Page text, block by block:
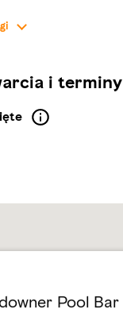
ELEGANCJA
i terminy
Pool Bar